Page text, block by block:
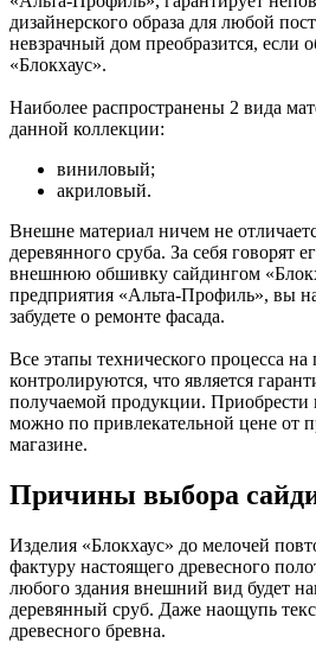
дизайнерского образа для любой
невзрачный дом преобразится, если
«Блокхаус».
Наиболее распространены 2 вида
данной коллекции:
виниловый;
акриловый.
Внешне материал ничем не
деревянного сруба. За себя говорят
внешнюю обшивку сайдингом
предприятия «Альта-Профиль», вы
забудете о ремонте фасада.
Все этапы технического процесса на
контролируются, что является
получаемой продукции.
можно по привлекательной цене от
магазине.
Причины выбора
Изделия «Блокхаус» до мелочей
фактуру настоящего древесного
любого здания внешний вид будет
деревянный сруб. Даже наощупь
древесного бревна.